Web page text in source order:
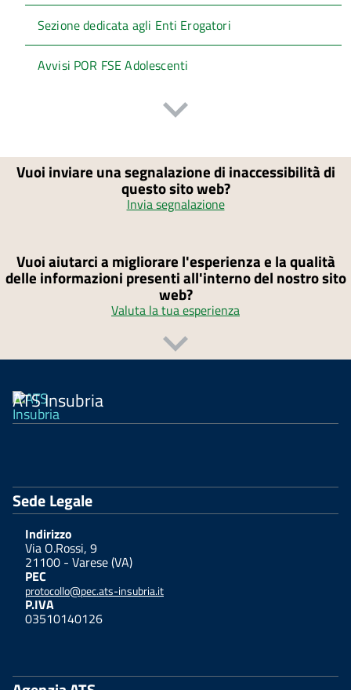
Sezione dedicata agli Enti Erogatori
Avvisi POR FSE Adolescenti
Vuoi inviare una segnalazione di inaccessibilità di
questo sito web?
Invia segnalazione
Vuoi aiutarci a migliorare l'esperienza e la qualità
delle informazioni presenti all'interno del nostro sito
web?
Valuta la tua esperienza
ATS Insubria
Sede Legale
Indirizzo
Via O.Rossi, 9
21100 - Varese (VA)
PEC
protocollo@pec.ats-insubria.it
P.IVA
03510140126